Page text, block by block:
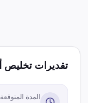
تقديرات تخليص
المدة المتوقعة